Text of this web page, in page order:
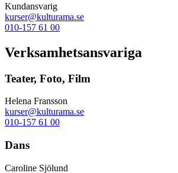
Kundansvarig
kurser@kulturama.se
010-157 61 00
Verksamhetsansvariga
Teater, Foto, Film
Helena Fransson
kurser@kulturama.se
010-157 61 00
Dans
Caroline Sjölund